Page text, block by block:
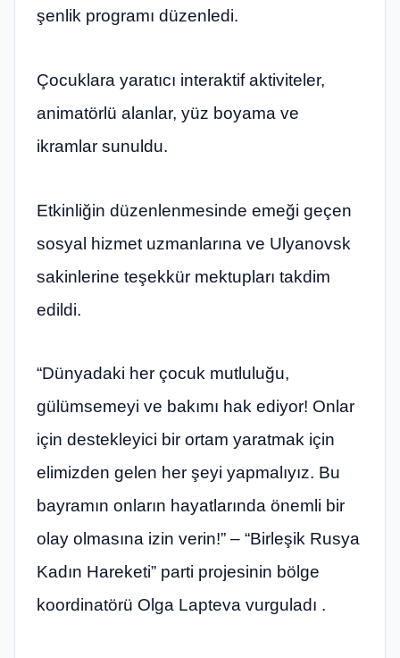
şenlik programı düzenledi.
Çocuklara yaratıcı interaktif aktiviteler,
animatörlü alanlar, yüz boyama ve
ikramlar sunuldu.
Etkinliğin düzenlenmesinde emeği geçen
sosyal hizmet uzmanlarına ve Ulyanovsk
sakinlerine teşekkür mektupları takdim
edildi.
“Dünyadaki her çocuk mutluluğu,
gülümsemeyi ve bakımı hak ediyor! Onlar
için destekleyici bir ortam yaratmak için
elimizden gelen her şeyi yapmalıyız. Bu
bayramın onların hayatlarında önemli bir
olay olmasına izin verin!” – “Birleşik Rusya
Kadın Hareketi” parti projesinin bölge
koordinatörü Olga Lapteva vurguladı .